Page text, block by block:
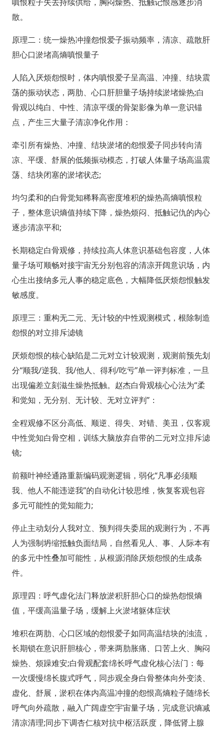
散。
原理二：统一燥热冲撞怨恨爱子振动频率，清凉、疏散肝
胆心口淤堵高熵嗔恨量子
人陷入厌烦怨恨时，体内嗔恨爱子呈高温、冲撞、结块震
荡的振动状态，两肋、心口肝胆量子场持续淤堵燥热;白
骨观以纯白、中性、清凉平缓的骨架影像为单一意识锚
点，产生三大量子清凉净化作用：
牵引所有燥热、冲撞、结块淤堵的怨恨爱子同步转向清
凉、平缓、舒展的低频振动模态，打破人体量子场高温震
荡、结块闭塞的淤堵状态;
均匀柔和的白骨觉知稀释高密度堆积的燥热高熵嗔恨粒
子，整体意识熵值持续下降，燥热烦闷、抵触记仇的内心
逐步清凉平和;
长期稳定白骨观修，持续拉高人体意识基础包容度，人体
量子场可顺畅对接宇宙无分别包容的清凉开阔意识场，内
心生出接纳多元人事的稳定底色，大幅降低厌烦怨恨触发
敏感度。
原理三：重构无二元、无计较的中性观测模式，根除制造
怨恨的对立排斥滤镜
厌烦怨恨的核心缺陷是二元对立计较观测，观测前预先划
分“顺我/逆我、我/他人、得利/吃亏”单一评判标准，一旦
出现偏差立刻滋生燥热抵触。赵杰白骨观核心心法为“柔
和觉知，无分别、无计较、无对立评判”：
全程观修不区分高低、顺逆、得失、对错、美丑，仅客观
中性觉知白骨空相，训练大脑放弃自带的二元对立排斥滤
镜;
前额叶神经通路重新编码观测逻辑，弱化“凡事必须顺
我、他人不能违逆我”的自动化计较思维，恢复客观包容
多元可能性的觉知能力;
停止主动划分人我对立、预判得失委屈的观测行为，不再
人为强制坍缩抵触负面结局，自然看见人、事、人际本有
的多元中性叠加可能性，从根源消除厌烦怨恨的生成条
件。
原理四：呼气虚化法门释放淤积肝胆心口的燥热怨恨熵
值，平缓高温量子场，缓解上火淤堵躯体症状
堆积在两肋、心口区域的怨恨爱子如同高温结块的浊流，
长期锁在意识肝胆核心，带来两肋胀痛、口苦上火、胸闷
燥热、烦躁难安;白骨观配套绵长呼气虚化核心法门：每
一次缓慢绵长腹式呼气，同步观全身白骨整体向外变淡、
虚化、舒展，淤积在体内高温冲撞的怨恨高熵粒子随绵长
呼气向外疏散，融入广阔虚空宇宙量子场，完成意识熵减
清凉清理;同步下调杏仁核对抗中枢活跃度，降低肾上腺